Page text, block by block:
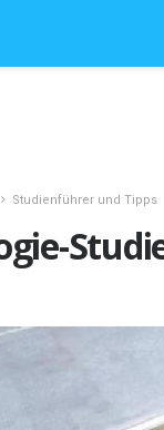
Studienführer und Tipps